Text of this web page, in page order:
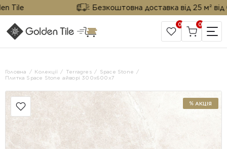
Безкоштовна доставка від 25 м² від
САЙТ КОМПАНІЇ
0 0
Головна Колекції Terragres
Space Stone
Плитка Space Stone айворі 300x600x7